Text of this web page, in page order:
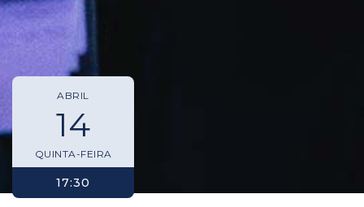
ABRIL
14
QUINTA-FEIRA
17:30